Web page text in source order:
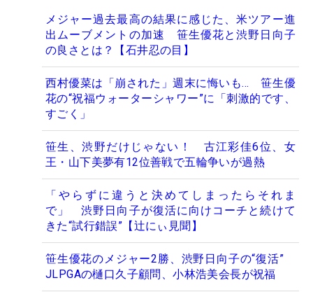
メジャー過去最高の結果に感じた、米ツアー進
出ムーブメントの加速 笹生優花と渋野日向子
の良さとは？【石井忍の目】
西村優菜は「崩された」週末に悔いも… 笹生優
花の“祝福ウォーターシャワー”に「刺激的です、
すごく」
笹生、渋野だけじゃない！ 古江彩佳6位、女
王・山下美夢有12位善戦で五輪争いが過熱
「やらずに違うと決めてしまったらそれま
で」 渋野日向子が復活に向けコーチと続けて
きた“試行錯誤”【辻にぃ見聞】
笹生優花のメジャー2勝、渋野日向子の“復活”
JLPGAの樋口久子顧問、小林浩美会長が祝福